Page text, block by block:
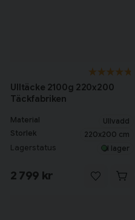
Ulltäcke 2100g 220x200
Täckfabriken
Material
Ullvadd
Storlek
220x200 cm
Lagerstatus I lager
2 799 kr